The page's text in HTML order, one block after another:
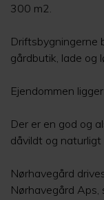
300 m2.
Driftsbygningerne
gårdbutik, lade og
Ejendommen
Der er en god og
dåvildt og
Nørhavegård
Nørhavegård Aps,